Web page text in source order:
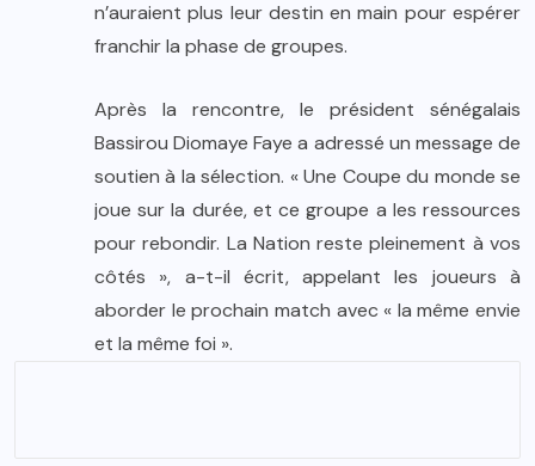
n’auraient plus leur destin en main pour espérer
franchir la phase de groupes.
Après la rencontre, le président sénégalais
Bassirou Diomaye Faye a adressé un message de
soutien à la sélection. « Une Coupe du monde se
joue sur la durée, et ce groupe a les ressources
pour rebondir. La Nation reste pleinement à vos
côtés », a-t-il écrit, appelant les joueurs à
aborder le prochain match avec « la même envie
et la même foi ».